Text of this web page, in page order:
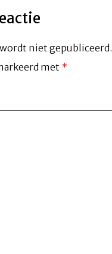
niet gepubliceerd.
met *